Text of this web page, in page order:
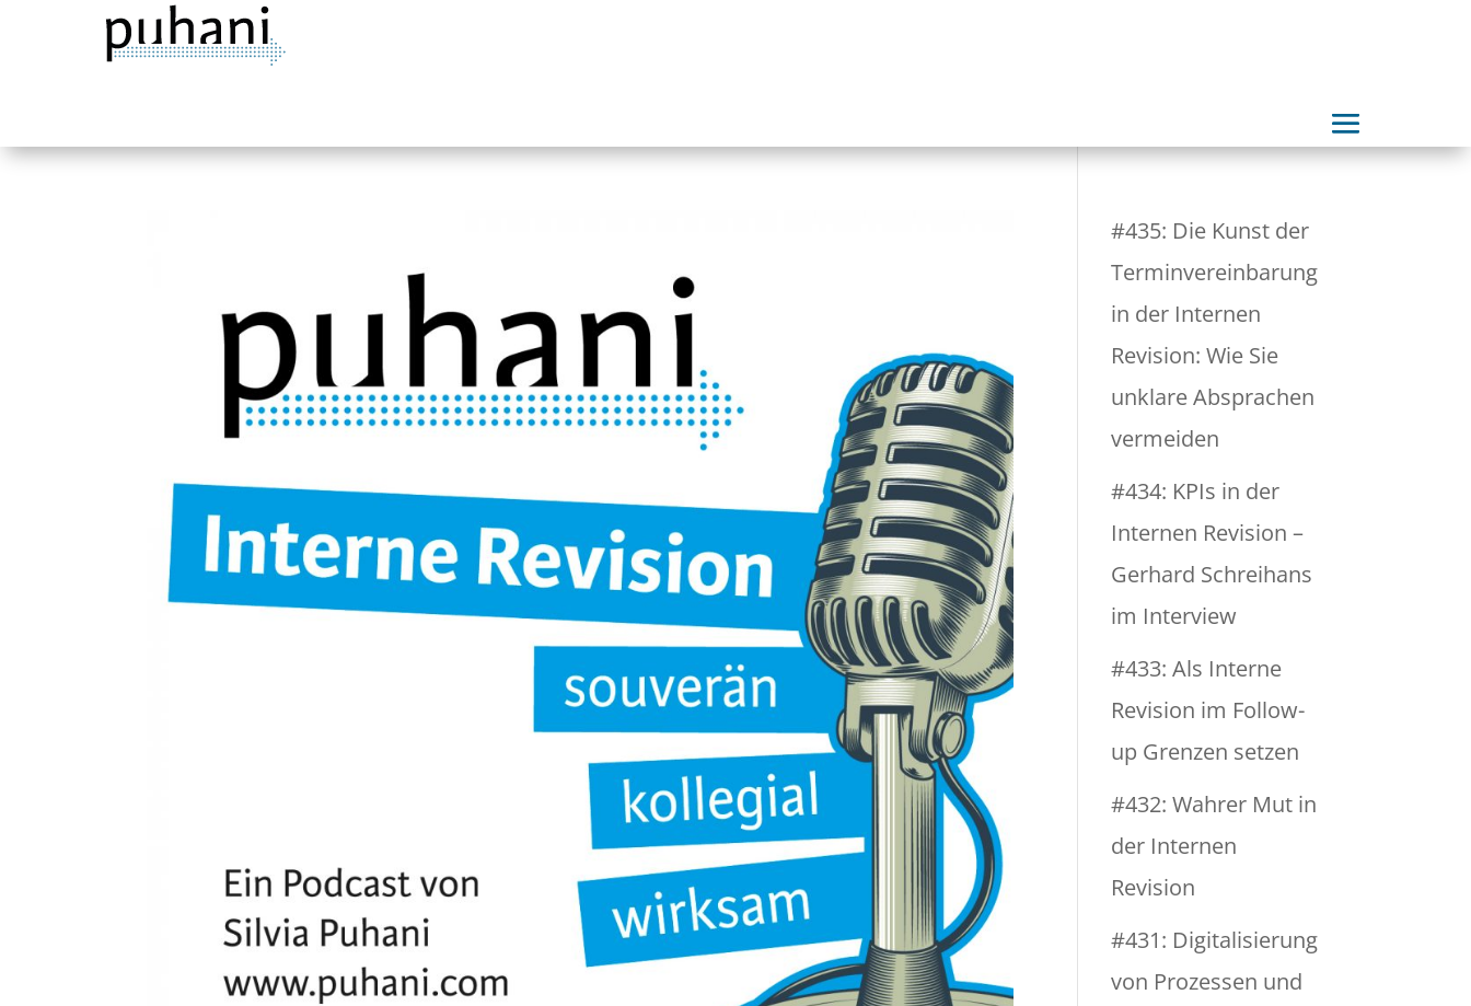
#435: Die Kunst der
Terminvereinbarung
in der Internen
Revision: Wie Sie
unklare Absprachen
vermeiden
#434: KPIs in der
Internen Revision –
Gerhard Schreihans
im Interview
#433: Als Interne
Revision im Follow-
up Grenzen setzen
#432: Wahrer Mut in
der Internen
Revision
#431: Digitalisierung
von Prozessen und